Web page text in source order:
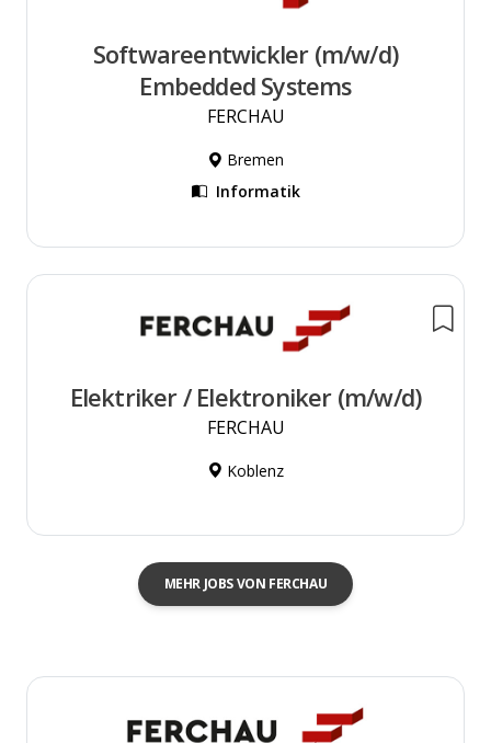
Softwareentwickler (m/w/d)
Embedded Systems
FERCHAU
Bremen
Informatik
Elektriker / Elektroniker (m/w/d)
FERCHAU
Koblenz
MEHR JOBS VON FERCHAU